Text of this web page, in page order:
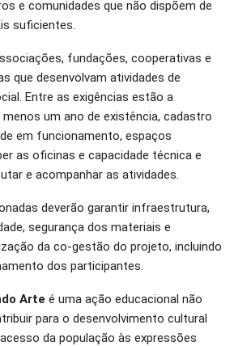
e comunidades que não dispõem de
suficientes.
fundações, cooperativas e
que desenvolvam atividades de
Entre as exigências estão a
um ano de existência, cadastro
em funcionamento, espaços
as oficinas e capacidade técnica e
e acompanhar as atividades.
deverão garantir infraestrutura,
segurança dos materiais e
da co-gestão do projeto, incluindo
dos participantes.
Arte é uma ação educacional não
para o desenvolvimento cultural
da população às expressões